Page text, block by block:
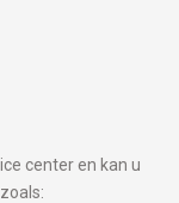
center en kan u